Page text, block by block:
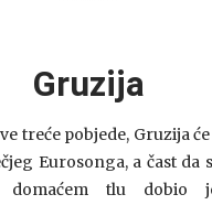
Gruzija
treće pobjede, Gruzija
Eurosonga, a čast da
domaćem tlu dobio